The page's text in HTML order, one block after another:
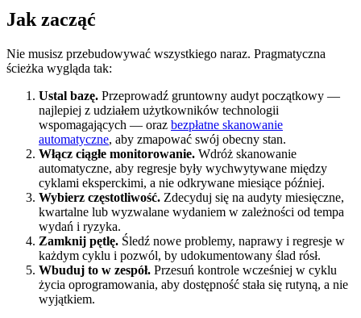
Jak zacząć
Nie musisz przebudowywać wszystkiego naraz. Pragmatyczna
ścieżka wygląda tak:
Ustal bazę. Przeprowadź gruntowny audyt początkowy —
najlepiej z udziałem użytkowników technologii
wspomagających — oraz bezpłatne skanowanie
automatyczne, aby zmapować swój obecny stan.
Włącz ciągłe monitorowanie. Wdróż skanowanie
automatyczne, aby regresje były wychwytywane między
cyklami eksperckimi, a nie odkrywane miesiące później.
Wybierz częstotliwość. Zdecyduj się na audyty miesięczne,
kwartalne lub wyzwalane wydaniem w zależności od tempa
wydań i ryzyka.
Zamknij pętlę. Śledź nowe problemy, naprawy i regresje w
każdym cyklu i pozwól, by udokumentowany ślad rósł.
Wbuduj to w zespół. Przesuń kontrole wcześniej w cyklu
życia oprogramowania, aby dostępność stała się rutyną, a nie
wyjątkiem.